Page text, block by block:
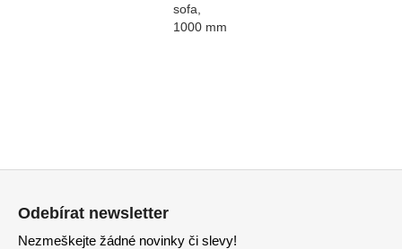
Odebírat newsletter
Nezmeškejte žádné novinky či slevy!